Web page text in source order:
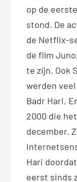
op de
stond. De
de Netflix-
de film
te zijn. Ook
werden
Badr Hari,
2000 die
december.
Hari
eerst sinds